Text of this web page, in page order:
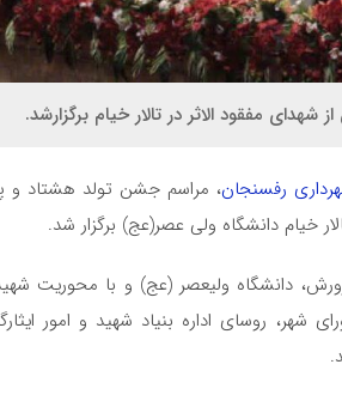
مفقود الاثر در تالار خیام برگزارشد.
رفسنجان، مراسم جشن تولد هشتاد و
خیام دانشگاه ولی عصر(عج) برگزار شد.
دانشگاه ولیعصر (عج) و با محوریت
شهر، روسای اداره بنیاد شهید و امور